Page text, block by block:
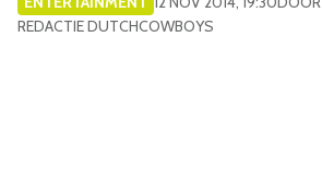
REDACTIE DUTCHCOWBOYS